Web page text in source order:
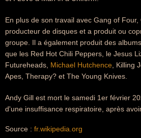
En plus de son travail avec Gang of
producteur de disques et a produit ou
groupe. Il a également produit des
que les Red Hot Chili Peppers, le Jesus
Futureheads, Michael Hutchence , Killing
Apes, Therapy? et The Young Knives.
Andy Gill est mort le samedi 1er février
d'une insuffisance respiratoire, après
Source : fr.wikipedia.org